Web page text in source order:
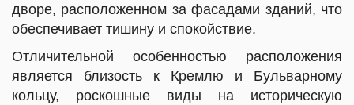
дворе, расположенном за фасадами зданий, что
обеспечивает тишину и спокойствие.
Отличительной особенностью расположения
является близость к Кремлю и Бульварному
кольцу, роскошные виды на историческую